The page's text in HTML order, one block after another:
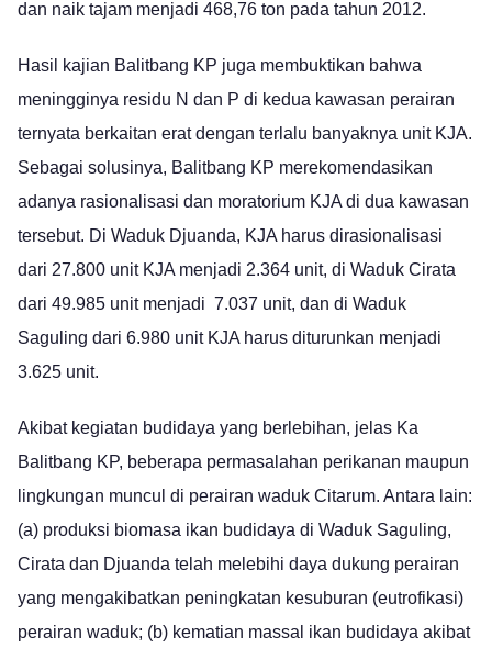
dan naik tajam menjadi 468,76 ton pada tahun 2012.
Hasil kajian Balitbang KP juga membuktikan bahwa
meningginya residu N dan P di kedua kawasan perairan
ternyata berkaitan erat dengan terlalu banyaknya unit KJA.
Sebagai solusinya, Balitbang KP merekomendasikan
adanya rasionalisasi dan moratorium KJA di dua kawasan
tersebut. Di Waduk Djuanda, KJA harus dirasionalisasi
dari 27.800 unit KJA menjadi 2.364 unit, di Waduk Cirata
dari 49.985 unit menjadi 7.037 unit, dan di Waduk
Saguling dari 6.980 unit KJA harus diturunkan menjadi
3.625 unit.
Akibat kegiatan budidaya yang berlebihan, jelas Ka
Balitbang KP, beberapa permasalahan perikanan maupun
lingkungan muncul di perairan waduk Citarum. Antara lain:
(a) produksi biomasa ikan budidaya di Waduk Saguling,
Cirata dan Djuanda telah melebihi daya dukung perairan
yang mengakibatkan peningkatan kesuburan (eutrofikasi)
perairan waduk; (b) kematian massal ikan budidaya akibat